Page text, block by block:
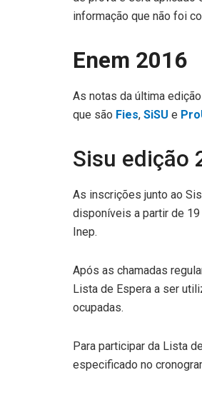
informação que não foi
Enem 2016
As notas da última
que são Fies, SiSU e
Sisu edição
As inscrições junto ao
disponíveis a partir de
Inep.
Após as chamadas
Lista de Espera a ser
ocupadas.
Para participar da Lista
especificado no